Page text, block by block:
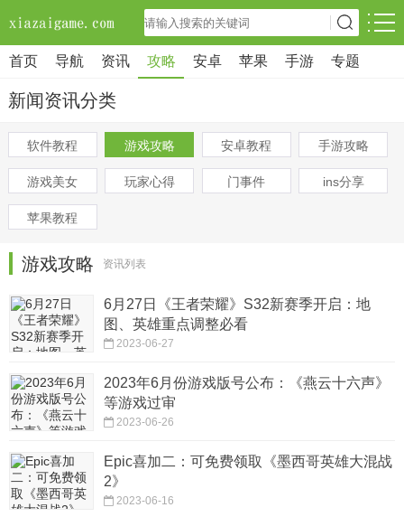
首页 导航 资讯 攻略 安卓 苹果 手游 专题
新闻资讯分类
软件教程 游戏攻略 安卓教程 手游攻略
游戏美女 玩家心得 门事件 ins分享
苹果教程
游戏攻略 资讯列表
6月27日《王者荣耀》S32新赛季开启：地
图、英雄重点调整必看
2023-06-27
2023年6月份游戏版号公布：《燕云十六声》
等游戏过审
2023-06-26
Epic喜加二：可免费领取《墨西哥英雄大混战
2》
2023-06-16